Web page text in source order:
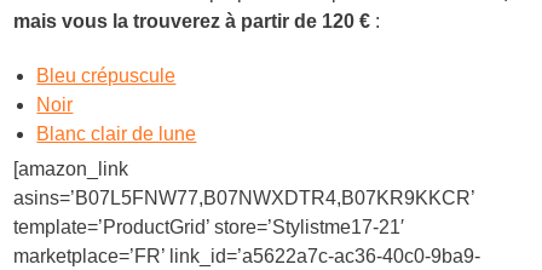
mais vous la trouverez à partir de 120 € :
Bleu crépuscule
Noir
Blanc clair de lune
[amazon_link
asins=’B07L5FNW77,B07NWXDTR4,B07KR9KKCR’
template=’ProductGrid’ store=’Stylistme17-21′
marketplace=’FR’ link_id=’a5622a7c-ac36-40c0-9ba9-